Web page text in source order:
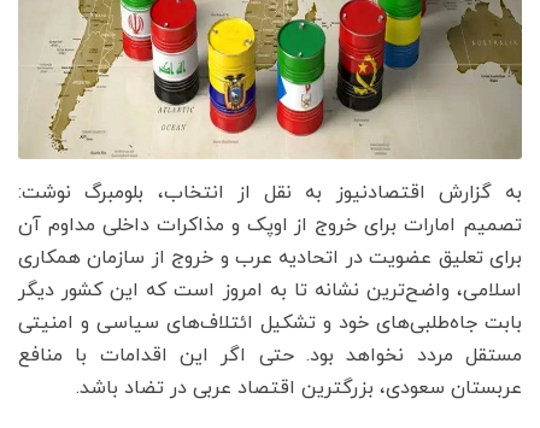
به گزارش اقتصادنیوز به نقل از انتخاب، بلومبرگ نوشت:
تصمیم امارات برای خروج از اوپک و مذاکرات داخلی مداوم آن
برای تعلیق عضویت در اتحادیه عرب و خروج از سازمان همکاری
اسلامی، واضح‌ترین نشانه‌ تا به امروز است که این کشور دیگر
بابت جاه‌طلبی‌های خود و تشکیل ائتلاف‌های سیاسی و امنیتی
مستقل مردد نخواهد بود. حتی اگر این اقدامات با منافع
عربستان سعودی، بزرگترین اقتصاد عربی در تضاد باشد.